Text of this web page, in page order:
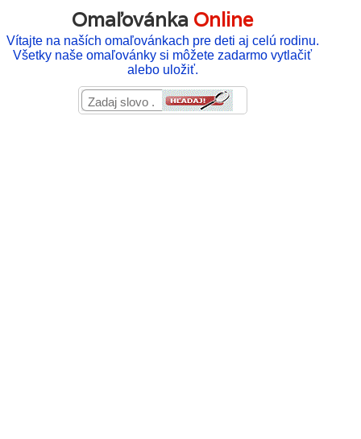
Omaľovánka Online
Vítajte na naších omaľovánkach pre deti aj celú rodinu.
Všetky naše omaľovánky si môžete zadarmo vytlačiť
alebo uložiť.